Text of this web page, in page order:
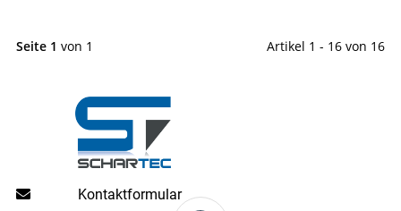
Seite 1 von 1 Artikel 1 - 16 von 16
Kontaktformular